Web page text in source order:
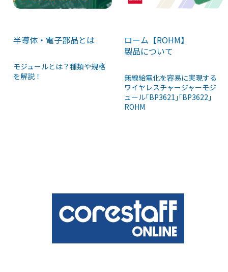
半導体・電子部品とは
モジュールとは？種類や規格
を解説！
ローム【ROHM】
製品について
無線給電化を容易に実現する
ワイヤレスチャージャーモジ
ュール｢BP3621｣｢BP3622｣
ROHM